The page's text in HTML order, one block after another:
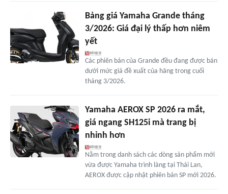
Bảng giá Yamaha Grande tháng
3/2026: Giá đại lý thấp hơn niêm
yết
Các phiên bản của Grande đều đang được bán
dưới mức giá đề xuất của hãng trong cuối
tháng 3/2026.
Yamaha AEROX SP 2026 ra mắt,
giá ngang SH125i mà trang bị
nhỉnh hơn
Nằm trong danh sách các dòng sản phẩm mới
vừa được Yamaha trình làng tại Thái Lan,
AEROX được cập nhật phiên bản SP mới 2026.